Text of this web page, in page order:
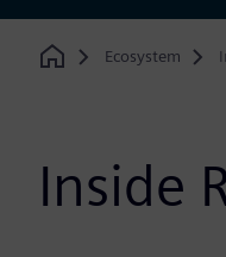
Home
Ecosystem
Inside